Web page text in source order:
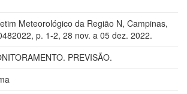
Meteorológico da Região N, Campinas,
p. 1-2, 28 nov. a 05 dez. 2022.
PREVISÃO.